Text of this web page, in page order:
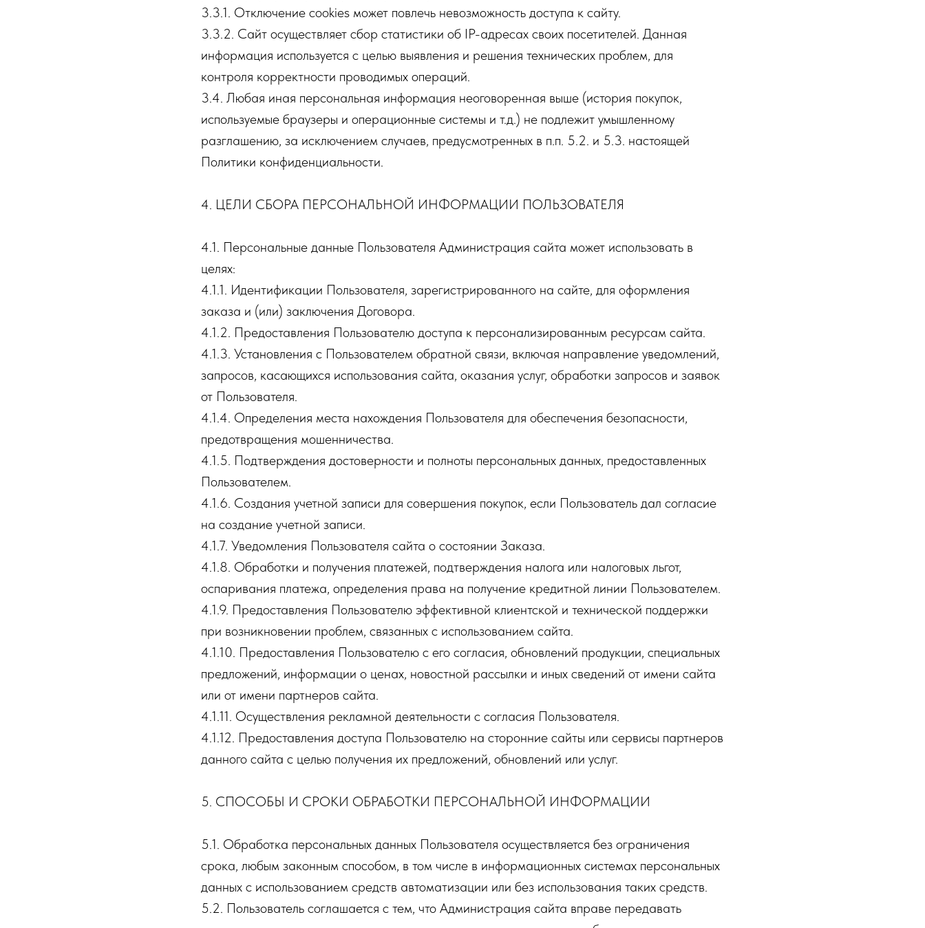
3.3.1. Отключение cookies может повлечь невозможность доступа к сайту.
3.3.2. Сайт осуществляет сбор статистики об IP-адресах своих посетителей. Данная
информация используется с целью выявления и решения технических проблем, для
контроля корректности проводимых операций.
3.4. Любая иная персональная информация неоговоренная выше (история покупок,
используемые браузеры и операционные системы и т.д.) не подлежит умышленному
разглашению, за исключением случаев, предусмотренных в п.п. 5.2. и 5.3. настоящей
Политики конфиденциальности.
4. ЦЕЛИ СБОРА ПЕРСОНАЛЬНОЙ ИНФОРМАЦИИ ПОЛЬЗОВАТЕЛЯ
4.1. Персональные данные Пользователя Администрация сайта может использовать в
целях:
4.1.1. Идентификации Пользователя, зарегистрированного на сайте, для оформления
заказа и (или) заключения Договора.
4.1.2. Предоставления Пользователю доступа к персонализированным ресурсам сайта.
4.1.3. Установления с Пользователем обратной связи, включая направление уведомлений,
запросов, касающихся использования сайта, оказания услуг, обработки запросов и заявок
от Пользователя.
4.1.4. Определения места нахождения Пользователя для обеспечения безопасности,
предотвращения мошенничества.
4.1.5. Подтверждения достоверности и полноты персональных данных, предоставленных
Пользователем.
4.1.6. Создания учетной записи для совершения покупок, если Пользователь дал согласие
на создание учетной записи.
4.1.7. Уведомления Пользователя сайта о состоянии Заказа.
4.1.8. Обработки и получения платежей, подтверждения налога или налоговых льгот,
оспаривания платежа, определения права на получение кредитной линии Пользователем.
4.1.9. Предоставления Пользователю эффективной клиентской и технической поддержки
при возникновении проблем, связанных с использованием сайта.
4.1.10. Предоставления Пользователю с его согласия, обновлений продукции, специальных
предложений, информации о ценах, новостной рассылки и иных сведений от имени сайта
или от имени партнеров сайта.
4.1.11. Осуществления рекламной деятельности с согласия Пользователя.
4.1.12. Предоставления доступа Пользователю на сторонние сайты или сервисы партнеров
данного сайта с целью получения их предложений, обновлений или услуг.
5. СПОСОБЫ И СРОКИ ОБРАБОТКИ ПЕРСОНАЛЬНОЙ ИНФОРМАЦИИ
5.1. Обработка персональных данных Пользователя осуществляется без ограничения
срока, любым законным способом, в том числе в информационных системах персональных
данных с использованием средств автоматизации или без использования таких средств.
5.2. Пользователь соглашается с тем, что Администрация сайта вправе передавать